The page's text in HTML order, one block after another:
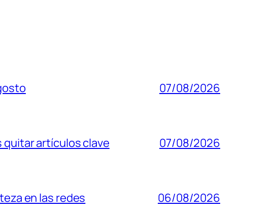
07/08/2026
quitar artículos clave 07/08/2026
en las redes 06/08/2026